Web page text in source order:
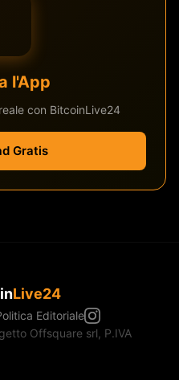
l'App
con BitcoinLive24
Gratis
Live24
Editoriale
Offsquare srl, P.IVA